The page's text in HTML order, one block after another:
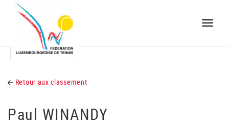
Toggle
Retour aux classement
Paul WINANDY